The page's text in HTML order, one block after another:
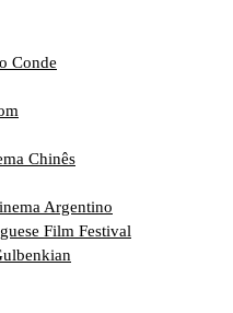
Conde
Chinês
Argentino
Film Festival